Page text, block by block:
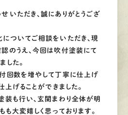
いただき、誠にありがとうござ
ついてご相談をいただき、現
のうえ、今回は吹付塗装にて
した。
回数を増やして丁寧に仕上げ
上げることができました。
装も行い、玄関まわり全体が明
も大変嬉しく思っております。